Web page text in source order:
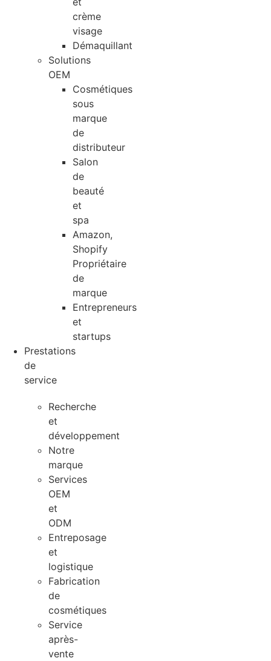
crème
visage
Démaquillant
Solutions
OEM
Cosmétiques
sous
marque
de
distributeur
Salon
de
beauté
et
spa
Amazon,
Shopify
Propriétaire
de
marque
Entrepreneurs
et
startups
Prestations
de
service
Recherche
et
développement
Notre
marque
Services
OEM
et
ODM
Entreposage
et
logistique
Fabrication
de
cosmétiques
Service
après-
vente